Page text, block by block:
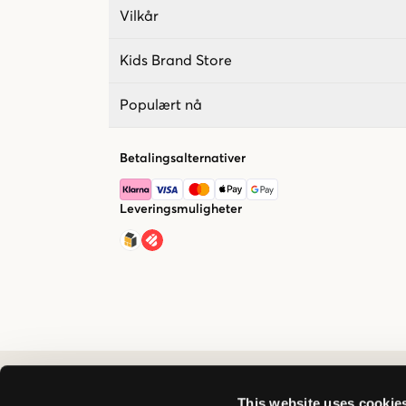
This website uses
Vilkår
Kids Brand Store
Populært nå
Betalingsalternativer
Leveringsmuligheter